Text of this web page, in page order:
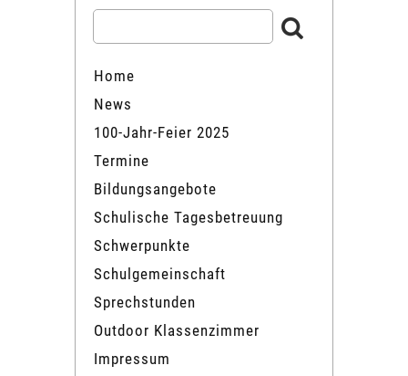
Home
News
100-Jahr-Feier 2025
Termine
Bildungsangebote
Schulische Tagesbetreuung
Schwerpunkte
Schulgemeinschaft
Sprechstunden
Outdoor Klassenzimmer
Impressum